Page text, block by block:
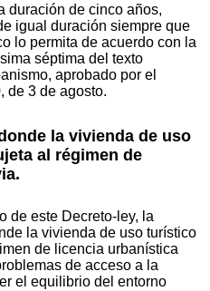
de cinco años,
igual duración siempre que
lo permita de acuerdo con la
séptima del texto
aprobado por el
de 3 de agosto.
la vivienda de uso
al régimen de
este Decreto-ley, la
la vivienda de uso turístico
de licencia urbanística
de acceso a la
el equilibrio del entorno